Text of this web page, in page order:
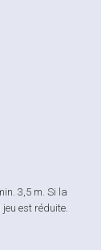
3,5 m. Si la
est réduite.